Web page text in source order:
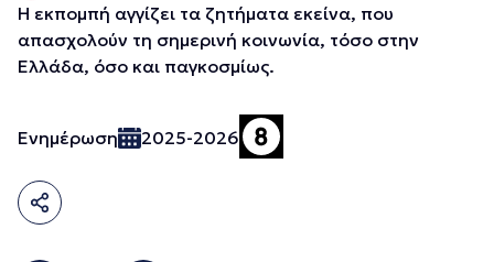
Η εκπομπή αγγίζει τα ζητήματα εκείνα, που
απασχολούν τη σημερινή κοινωνία, τόσο στην
Ελλάδα, όσο και παγκοσμίως.
Ενημέρωση 2025-2026